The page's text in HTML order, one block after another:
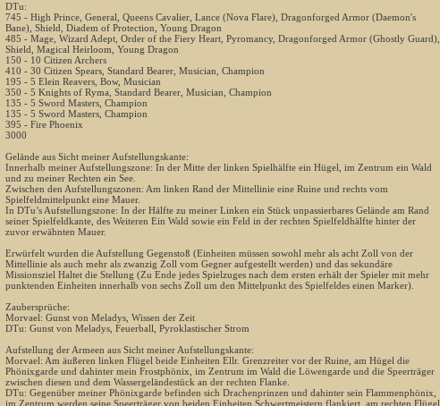
DTu:
745 - High Prince, General, Queens Cavalier, Lance (Nova Flare), Dragonforged Armor (Daemon's
Bane), Shield, Diadem of Protection, Young Dragon
485 - Mage, Wizard Adept, Order of the Fiery Heart, Pyromancy, Dragonforged Armor (Ghostly Guard),
Shield, Magical Heirloom, Young Dragon
150 - 10 Citizen Archers
410 - 30 Citizen Spears, Standard Bearer, Musician, Champion
195 - 5 Elein Reavers, Bow, Musician
350 - 5 Knights of Ryma, Standard Bearer, Musician, Champion
135 - 5 Sword Masters, Champion
135 - 5 Sword Masters, Champion
395 - Fire Phoenix
3000
Gelände aus Sicht meiner Aufstellungskante:
Innerhalb meiner Aufstellungszone: In der Mitte der linken Spielhälfte ein Hügel, im Zentrum ein Wald
und zu meiner Rechten ein See.
Zwischen den Aufstellungszonen: Am linken Rand der Mittellinie eine Ruine und rechts vom
Spielfeldmittelpunkt eine Mauer.
In DTu’s Aufstellungszone: In der Hälfte zu meiner Linken ein Stück unpassierbares Gelände am Rand
seiner Spielfeldkante, des Weiteren Ein Wald sowie ein Feld in der rechten Spielfeldhälfte hinter der
zuvor erwähnten Mauer.
Erwürfelt wurden die Aufstellung Gegenstoß (Einheiten müssen sowohl mehr als acht Zoll von der
Mittellinie als auch mehr als zwanzig Zoll vom Gegner aufgestellt werden) und das sekundäre
Missionsziel Haltet die Stellung (Zu Ende jedes Spielzuges nach dem ersten erhält der Spieler mit mehr
punktenden Einheiten innerhalb von sechs Zoll um den Mittelpunkt des Spielfeldes einen Marker).
Zaubersprüche:
Morvael: Gunst von Meladys, Wissen der Zeit
DTu: Gunst von Meladys, Feuerball, Pyroklastischer Strom
Aufstellung der Armeen aus Sicht meiner Aufstellungskante:
Morvael: Am äußeren linken Flügel beide Einheiten Ellr. Grenzreiter vor der Ruine, am Hügel die
Phönixgarde und dahinter mein Frostphönix, im Zentrum im Wald die Löwengarde und die Speerträger
zwischen diesen und dem Wassergeländestück an der rechten Flanke.
DTu: Gegenüber meiner Phönixgarde befinden sich Drachenprinzen und dahinter sein Flammenphönix,
im Zentrum werden seine Speerträger von beiden Einheiten Schwertmeistern flankiert, am rechten Flügel